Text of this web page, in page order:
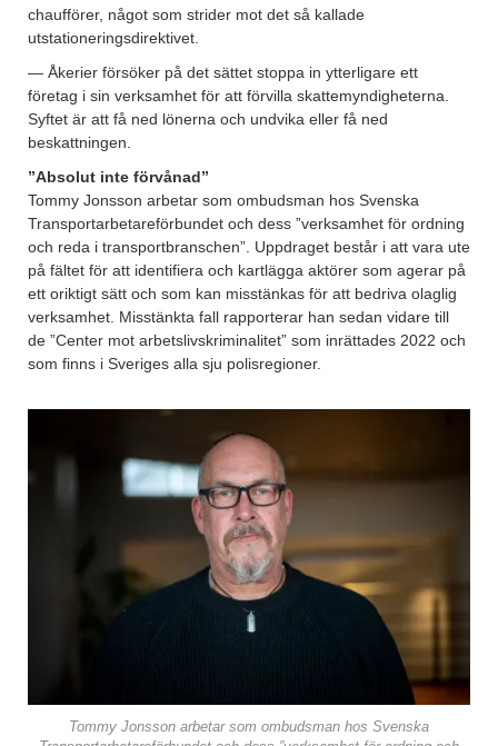
chaufförer, något som strider mot det så kallade
utstationeringsdirektivet.
— Åkerier försöker på det sättet stoppa in ytterligare ett
företag i sin verksamhet för att förvilla skattemyndigheterna.
Syftet är att få ned lönerna och undvika eller få ned
beskattningen.
”Absolut inte förvånad”
Tommy Jonsson arbetar som ombudsman hos Svenska
Transportarbetareförbundet och dess ”verksamhet för ordning
och reda i transportbranschen”. Uppdraget består i att vara ute
på fältet för att identifiera och kartlägga aktörer som agerar på
ett oriktigt sätt och som kan misstänkas för att bedriva olaglig
verksamhet. Misstänkta fall rapporterar han sedan vidare till
de ”Center mot arbetslivskriminalitet” som inrättades 2022 och
som finns i Sveriges alla sju polisregioner.
Tommy Jonsson arbetar som ombudsman hos Svenska